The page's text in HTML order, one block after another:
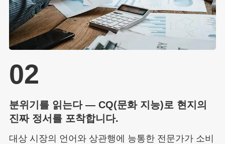
02
분위기를 읽는다 — CQ(문화 지능)로 현지의
진짜 정서를 포착합니다.
대상 시장의 언어와 상관행에 능통한 전문가가 소비